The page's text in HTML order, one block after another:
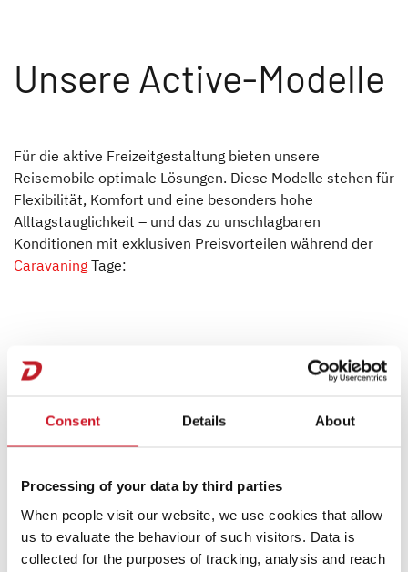
Consent Details About
Processing of your data by third parties
When people visit our website, we use cookies that allow
us to evaluate the behaviour of such visitors. Data is
collected for the purposes of tracking, analysis and reach
Unsere Active-Modelle
Für die aktive Freizeitgestaltung bieten unsere
Reisemobile optimale Lösungen. Diese Modelle stehen für
Flexibilität, Komfort und eine besonders hohe
Alltagstauglichkeit – und das zu unschlagbaren
Konditionen mit exklusiven Preisvorteilen während der
Caravaning Tage: